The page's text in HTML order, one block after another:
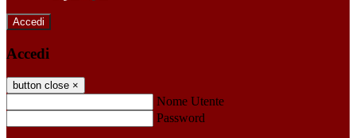
Accedi
Accedi
button close ×
Nome Utente
Password